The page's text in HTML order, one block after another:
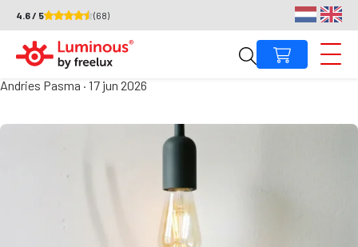
4.6 / 5 (68)
Waarom dimmen mijn LED-
lampen niet goed?
Andries Pasma · 17 jun 2026